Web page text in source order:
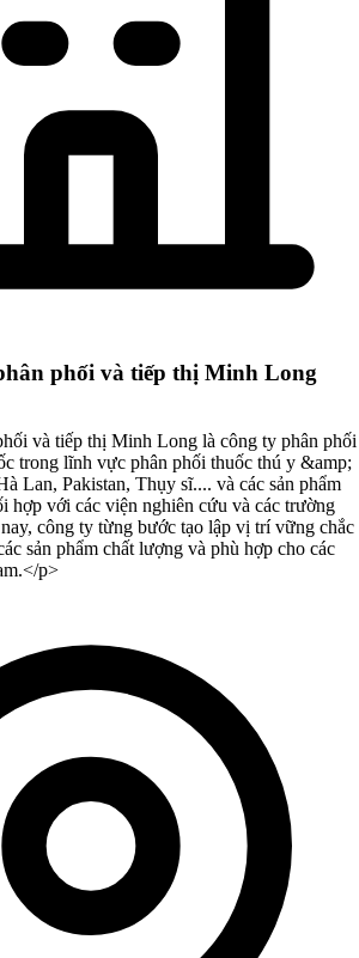
phối và tiếp thị Minh Long
và tiếp thị Minh Long là công ty phân phối
trong lĩnh vực phân phối thuốc thú y &amp;
Lan, Pakistan, Thụy sĩ.... và các sản phẩm
hợp với các viện nghiên cứu và các trường
công ty từng bước tạo lập vị trí vững chắc
sản phẩm chất lượng và phù hợp cho các
p>